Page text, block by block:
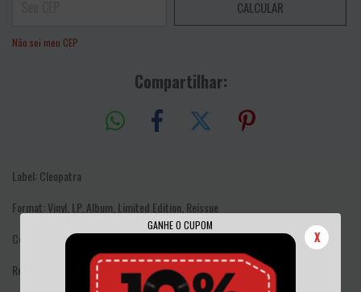
GANHE O CUPOM
X
CALCULAR
Não sei meu CEP
Compartilhar:
Label: Cleopatra
Format: Vinyl, LP, Album, Limited Edition, Reissue
Country: US
Released: 2024